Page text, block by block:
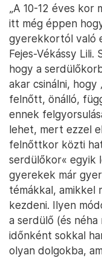
„A 10-12 éves kor
itt még éppen
gyerekkortól való
Fejes-Vékássy
hogy a
akar csinálni, hogy
felnőtt, önálló,
ennek
lehet, mert ezzel
felnőttkor közti
serdülőkor« egyik
gyerekek már
témákkal, amikkel
kezdeni. Ilyen
a serdülő (és néha
időnként sokkal
olyan dolgokba,